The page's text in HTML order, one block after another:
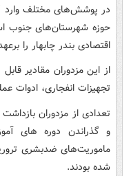
در پوشش‌های مختلف وارد
حوزه شهرستان‌های جنوب
اقتصادی بندر چابهار را
از این مزدوران مقادیر
تجهیزات انفجاری، ادوات
تعدادی از مزدوران
و گذراندن دوره های
ماموریت‌های ضدبشری
شده بودند.